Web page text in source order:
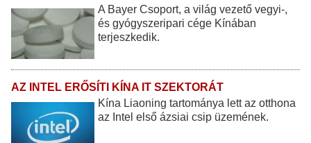
A Bayer Csoport, a világ vezető vegyi-,
és gyógyszeripari cége Kínában
terjeszkedik.
AZ INTEL ERŐSÍTI KÍNA IT SZEKTORÁT
Kína Liaoning tartománya lett az otthona
az Intel első ázsiai csip üzemének.